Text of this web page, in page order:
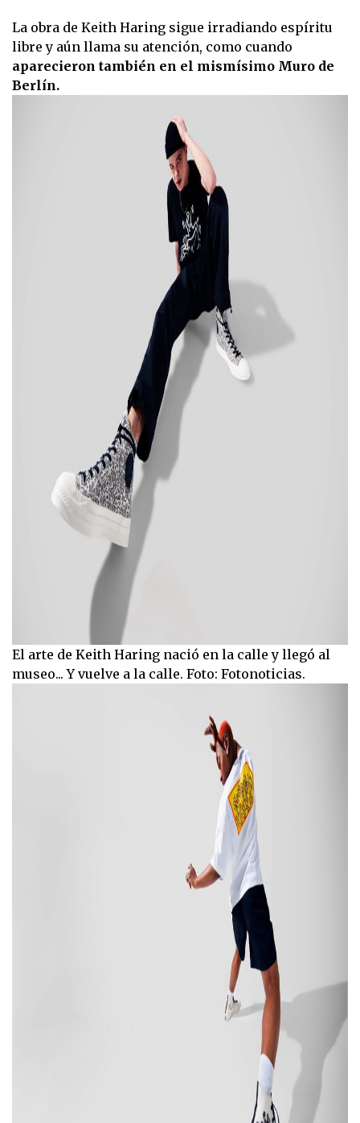
La obra de Keith Haring sigue irradiando espíritu
libre y aún llama su atención, como cuando
aparecieron también en el mismísimo Muro de
Berlín.
El arte de Keith Haring nació en la calle y llegó al
museo... Y vuelve a la calle. Foto: Fotonoticias.